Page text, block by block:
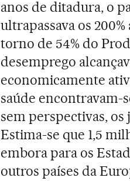
anos de ditadura, o
ultrapassava os
torno de 54% do
desemprego
economicamente
saúde encontravam-
sem perspectivas, os
Estima-se que 1,5
embora para os
outros países da